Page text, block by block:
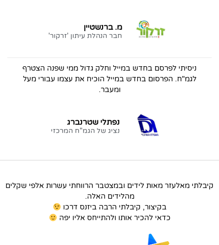
מ. ברנשטיין
חבר הנהלת עיתון 'זרקור'
ניסיתי לפרסם בחדש במייל וחלק גדול ממי שפנה הצטרף
לגמ"ח. הפרסום בחדש במייל הוכיח את עצמו עבורי מעל
ומעבר.
נפתלי שטרנברג
נציג של הגמ"ח המרכזי
קיבלתי מאלעזר מאות לידים ובמצטבר הרווחתי עשרות אלפי שקלים
מהלידים האלה.
בקיצור, קיבלתי הרבה ביזנס דרכו
כדאי להכיר אותו ולהתייחס אליו יפה